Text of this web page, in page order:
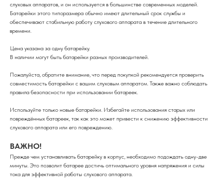
слуховых аппаратов, и он используется в большинстве современных моделей.
Батарейки этого типоразмера обычно имеют длительный срок службы и
обеспечивают стабильную работу слухового аппарата в течение длительного
времени.
Цена указана за одну батарейку.
В наличии могут быть батарейки разных производителей.
Пожалуйста, обратите внимание, что перед покупкой рекомендуется проверить
совместимость батарейки с вашим слуховым аппаратом. Также важно соблюдать
правила безопасности при использовании батареек.
Используйте только новые батарейки. Избегайте использования старых или
повреждённых батареек, так как это может привести к снижению эффективности
слухового аппарата или его повреждению.
ВАЖНО!
Прежде чем устанавливать батарейку в корпус, необходимо подождать одну-две
минуты. Это позволит батарее достичь оптимального уровня напряжения и силы
тока для эффективной работы слухового аппарата.